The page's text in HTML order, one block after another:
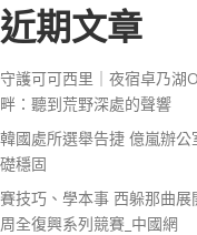
近期文章
守護可可西里｜夜宿卓乃湖
畔：聽到荒野深處的聲響
韓國處所選舉告捷 億嵐辦
礎穩固
賽技巧、學本事 西躲那曲
周全復興系列競賽_中國網